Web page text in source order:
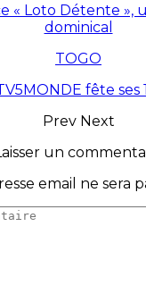
« Loto Détente »,
dominical
TOGO
fête ses
Prev Next
un
email ne sera